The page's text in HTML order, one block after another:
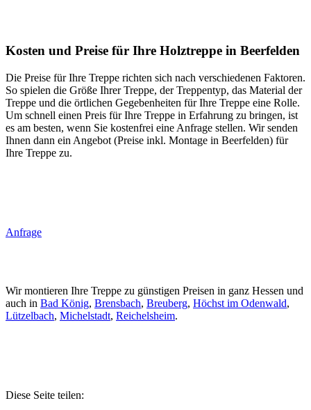
Kosten und Preise für Ihre Holztreppe in Beerfelden
Die Preise für Ihre Treppe richten sich nach verschiedenen Faktoren.
So spielen die Größe Ihrer Treppe, der Treppentyp, das Material der
Treppe und die örtlichen Gegebenheiten für Ihre Treppe eine Rolle.
Um schnell einen Preis für Ihre Treppe in Erfahrung zu bringen, ist
es am besten, wenn Sie kostenfrei eine Anfrage stellen. Wir senden
Ihnen dann ein Angebot (Preise inkl. Montage in Beerfelden) für
Ihre Treppe zu.
Anfrage
Wir montieren Ihre Treppe zu günstigen Preisen in ganz Hessen und
auch in Bad König, Brensbach, Breuberg, Höchst im Odenwald,
Lützelbach, Michelstadt, Reichelsheim.
Diese Seite teilen: